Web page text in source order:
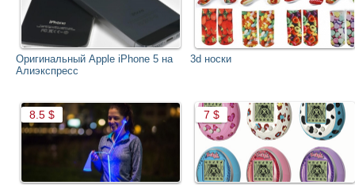
Оригинальный Apple iPhone 5 на
Алиэкспресс
3d носки